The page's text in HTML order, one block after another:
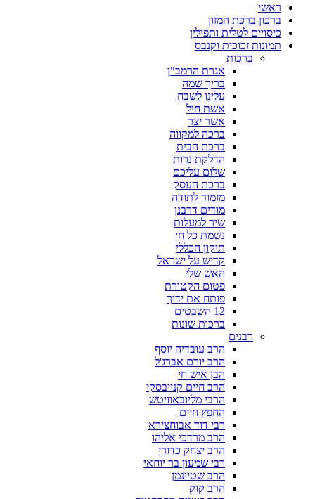
ראשי
ברכון ברכת המזון
כיסויים לטלית ותפילין
תמונות זכוכית וקנבס
ברכות
אגרת הרמב"ן
בריך שמה
עלינו לשבח
אשת חיל
אשר יצר
ברכה למקווה
ברכת הבית
הדלקת נרות
שלום עליכם
ברכת העסק
מזמור לתודה
מודים דרבנן
שיר למעלות
נשמת כל חי
תיקון הכללי
קדיש על ישראל
האש שלי
פטום הקטורת
פותח את ידיך
12 השבטים
ברכות שונות
רבנים
הרב עובדיה יוסף
הרב יורם אברג'ל
הבן איש חי
הרב חיים קנייבסקי
הרבי מליובאוויטש
החפץ חיים
רבי דוד אבוחצירא
הרב מרדכי אליהו
הרב יצחק כדורי
רבי שמעון בר יוחאי
הרב שטיינמן
הרב קוק